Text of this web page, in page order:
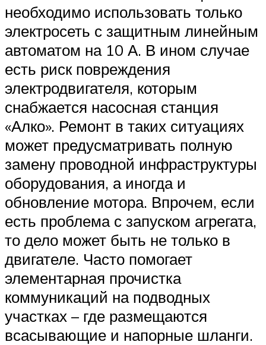
необходимо использовать только
электросеть с защитным линейным
автоматом на 10 А. В ином случае
есть риск повреждения
электродвигателя, которым
снабжается насосная станция
«Алко». Ремонт в таких ситуациях
может предусматривать полную
замену проводной инфраструктуры
оборудования, а иногда и
обновление мотора. Впрочем, если
есть проблема с запуском агрегата,
то дело может быть не только в
двигателе. Часто помогает
элементарная прочистка
коммуникаций на подводных
участках – где размещаются
всасывающие и напорные шланги.